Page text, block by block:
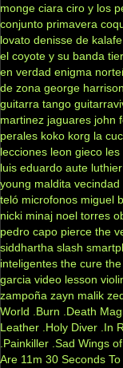
monge ciara ciro y los
conjunto primavera
lovato denisse de kalafe
el coyote y su banda
en verdad enigma
de zona george harrison
guitarra tango
martinez jaguares john
perales koko korg la
lecciones leon gieco les
luis eduardo aute luthier
young maldita vecindad
teló microfonos miguel
nicki minaj noel torres
pedro capo pierce the
siddhartha slash
inteligentes the cure
garcia video lesson
zampoña zayn malik
World .Burn .Death
Leather .Holy Diver .In
.Painkiller .Sad Wings
Are 11m 30 Seconds